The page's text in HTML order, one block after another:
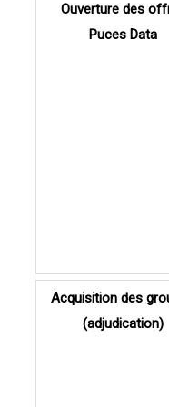
Ouverture des
Puces Data
Acquisition des
(adjudication)